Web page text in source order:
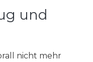
und
nicht mehr